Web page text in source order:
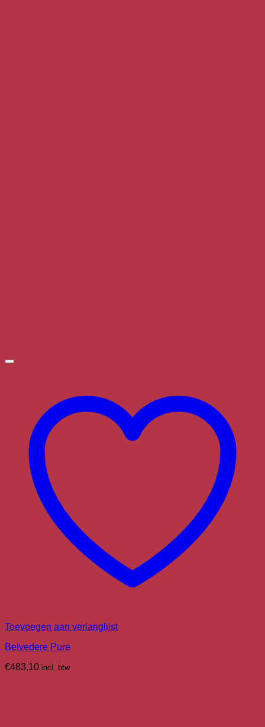
Toevoegen aan verlanglijst
Belvedere Pure
€483,10 incl. btw